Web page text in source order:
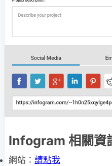
Infogram 相關資
網站： 請點我